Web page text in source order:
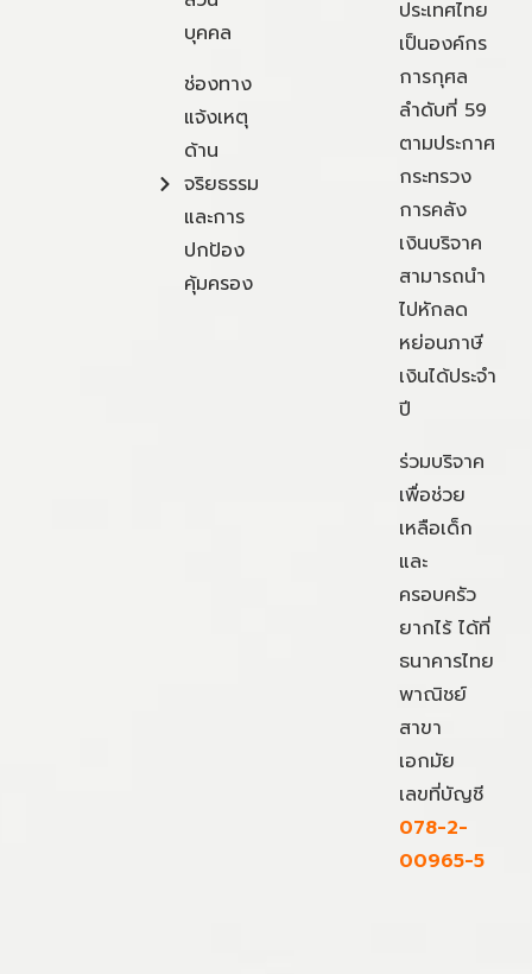
บุคคล
ช่องทาง
แจ้งเหตุ
ด้าน
จริยธรรม
และการ
ปกป้อง
คุ้มครอง
ประเทศไทย
เป็นองค์กร
การกุศล
ลำดับที่ 59
ตามประกาศ
กระทรวง
การคลัง
เงินบริจาค
สามารถนำ
ไปหักลด
หย่อนภาษี
เงินได้ประจำ
ปี
ร่วมบริจาค
เพื่อช่วย
เหลือเด็ก
และ
ครอบครัว
ยากไร้ ได้ที่
ธนาคารไทย
พาณิชย์
สาขา
เอกมัย
เลขที่บัญชี
078-2-
00965-5